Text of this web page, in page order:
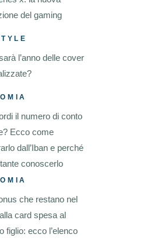
del gaming
l’anno delle cover
il numero di conto
Ecco come
dall’Iban e perché
conoscerlo
che restano nel
card spesa al
figlio: ecco l’elenco